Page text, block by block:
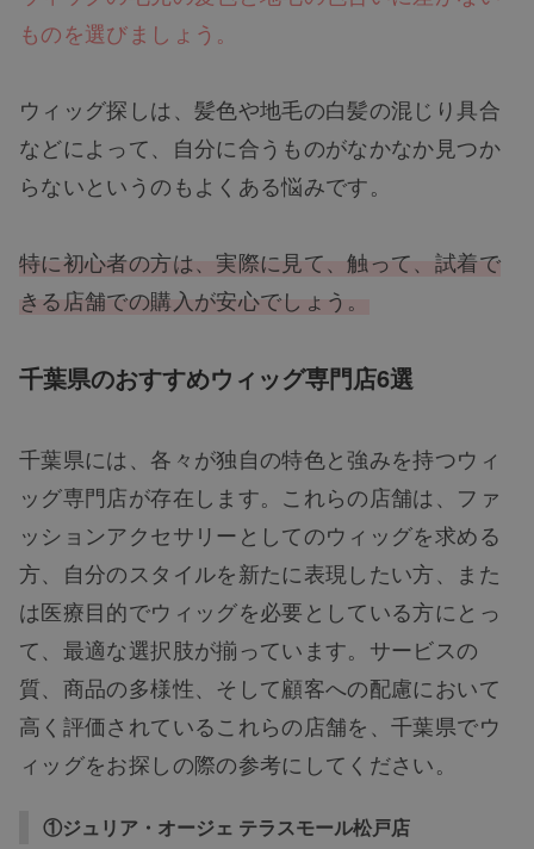
ものを選びましょう。
ウィッグ探しは、髪色や地毛の白髪の混じり具合
などによって、自分に合うものがなかなか見つか
らないというのもよくある悩みです。
特に初心者の方は、実際に見て、触って、試着で
きる店舗での購入が安心でしょう。
千葉県のおすすめウィッグ専門店6選
千葉県には、各々が独自の特色と強みを持つウィ
ッグ専門店が存在します。これらの店舗は、ファ
ッションアクセサリーとしてのウィッグを求める
方、自分のスタイルを新たに表現したい方、また
は医療目的でウィッグを必要としている方にとっ
て、最適な選択肢が揃っています。サービスの
質、商品の多様性、そして顧客への配慮において
高く評価されているこれらの店舗を、千葉県でウ
ィッグをお探しの際の参考にしてください。
①ジュリア・オージェ テラスモール松戸店